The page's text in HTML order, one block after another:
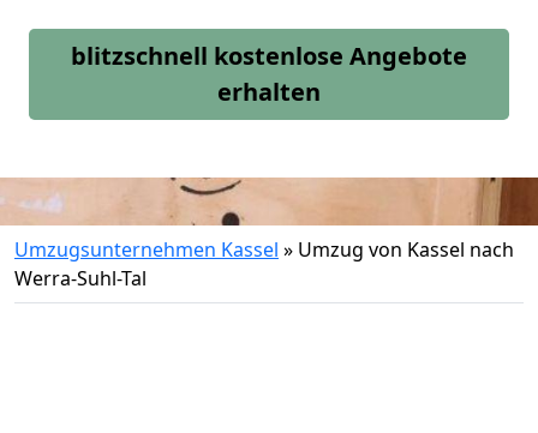
blitzschnell kostenlose Angebote
erhalten
Umzugsunternehmen Kassel » Umzug von Kassel nach
Werra-Suhl-Tal